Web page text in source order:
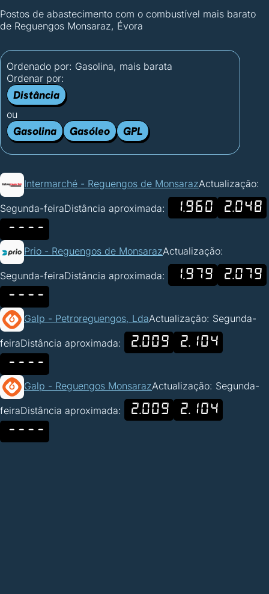
Postos de abastecimento com o combustível mais barato
de Reguengos Monsaraz, Évora
Ordenado por: Gasolina, mais barata
Ordenar por:
Distância
ou
Gasolina Gasóleo GPL
Intermarché - Reguengos de MonsarazActualização:
Segunda-feiraDistância aproximada: 1.960
2.048
----
Prio - Reguengos de MonsarazActualização:
Segunda-feiraDistância aproximada: 1.979
2.079
----
Galp - Petroreguengos, LdaActualização: Segunda-
feiraDistância aproximada: 2.009
2.104
----
Galp - Reguengos MonsarazActualização: Segunda-
feiraDistância aproximada: 2.009
2.104
----